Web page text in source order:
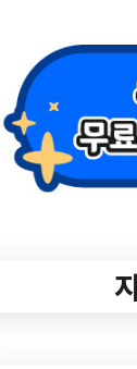
02. 태
03. 임
04. 태